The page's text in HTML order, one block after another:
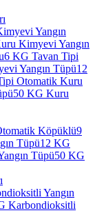
Yangın
Kimyevi Yangın
6 KG Tavan Tipi
Yangın Tüpü12
Otomatik Kuru
50 KG Kuru
Köpüklü9
Tüpü12 KG
Tüpü50 KG
Yangın
Karbondioksitli